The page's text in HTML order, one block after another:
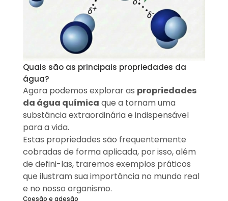
Quais são as principais propriedades da
água?
Agora podemos explorar as propriedades
da água química que a tornam uma
substância extraordinária e indispensável
para a vida.
Estas propriedades são frequentemente
cobradas de forma aplicada, por isso, além
de defini-las, traremos exemplos práticos
que ilustram sua importância no mundo real
e no nosso organismo.
Coesão e adesão